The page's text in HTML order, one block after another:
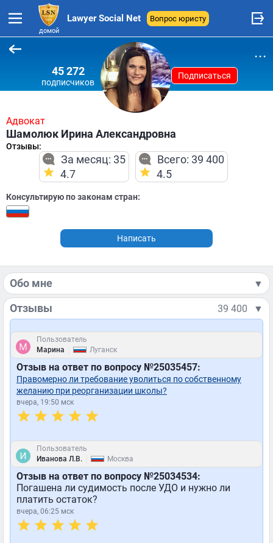
домой
Lawyer Social Net Вопрос юристу
45 272
подписчиков
Подписаться
...
Адвокат
Шамолюк Ирина Александровна
Отзывы:
За месяц: 35
4.7
Всего: 39 400
4.5
Консультирую по законам стран:
Написать
Обо мне ▼
Отзывы 39 400 ▼
Пользователь
Марина
Луганск
Отзыв на ответ по вопросу №25035457:
Правомерно ли требование уволиться по собственному
желанию при реорганизации школы?
вчера, 19:50 мск
Пользователь
Иванова Л.В.
Москва
Отзыв на ответ по вопросу №25034534:
Погашена ли судимость после УДО и нужно ли
платить остаток?
вчера, 06:25 мск